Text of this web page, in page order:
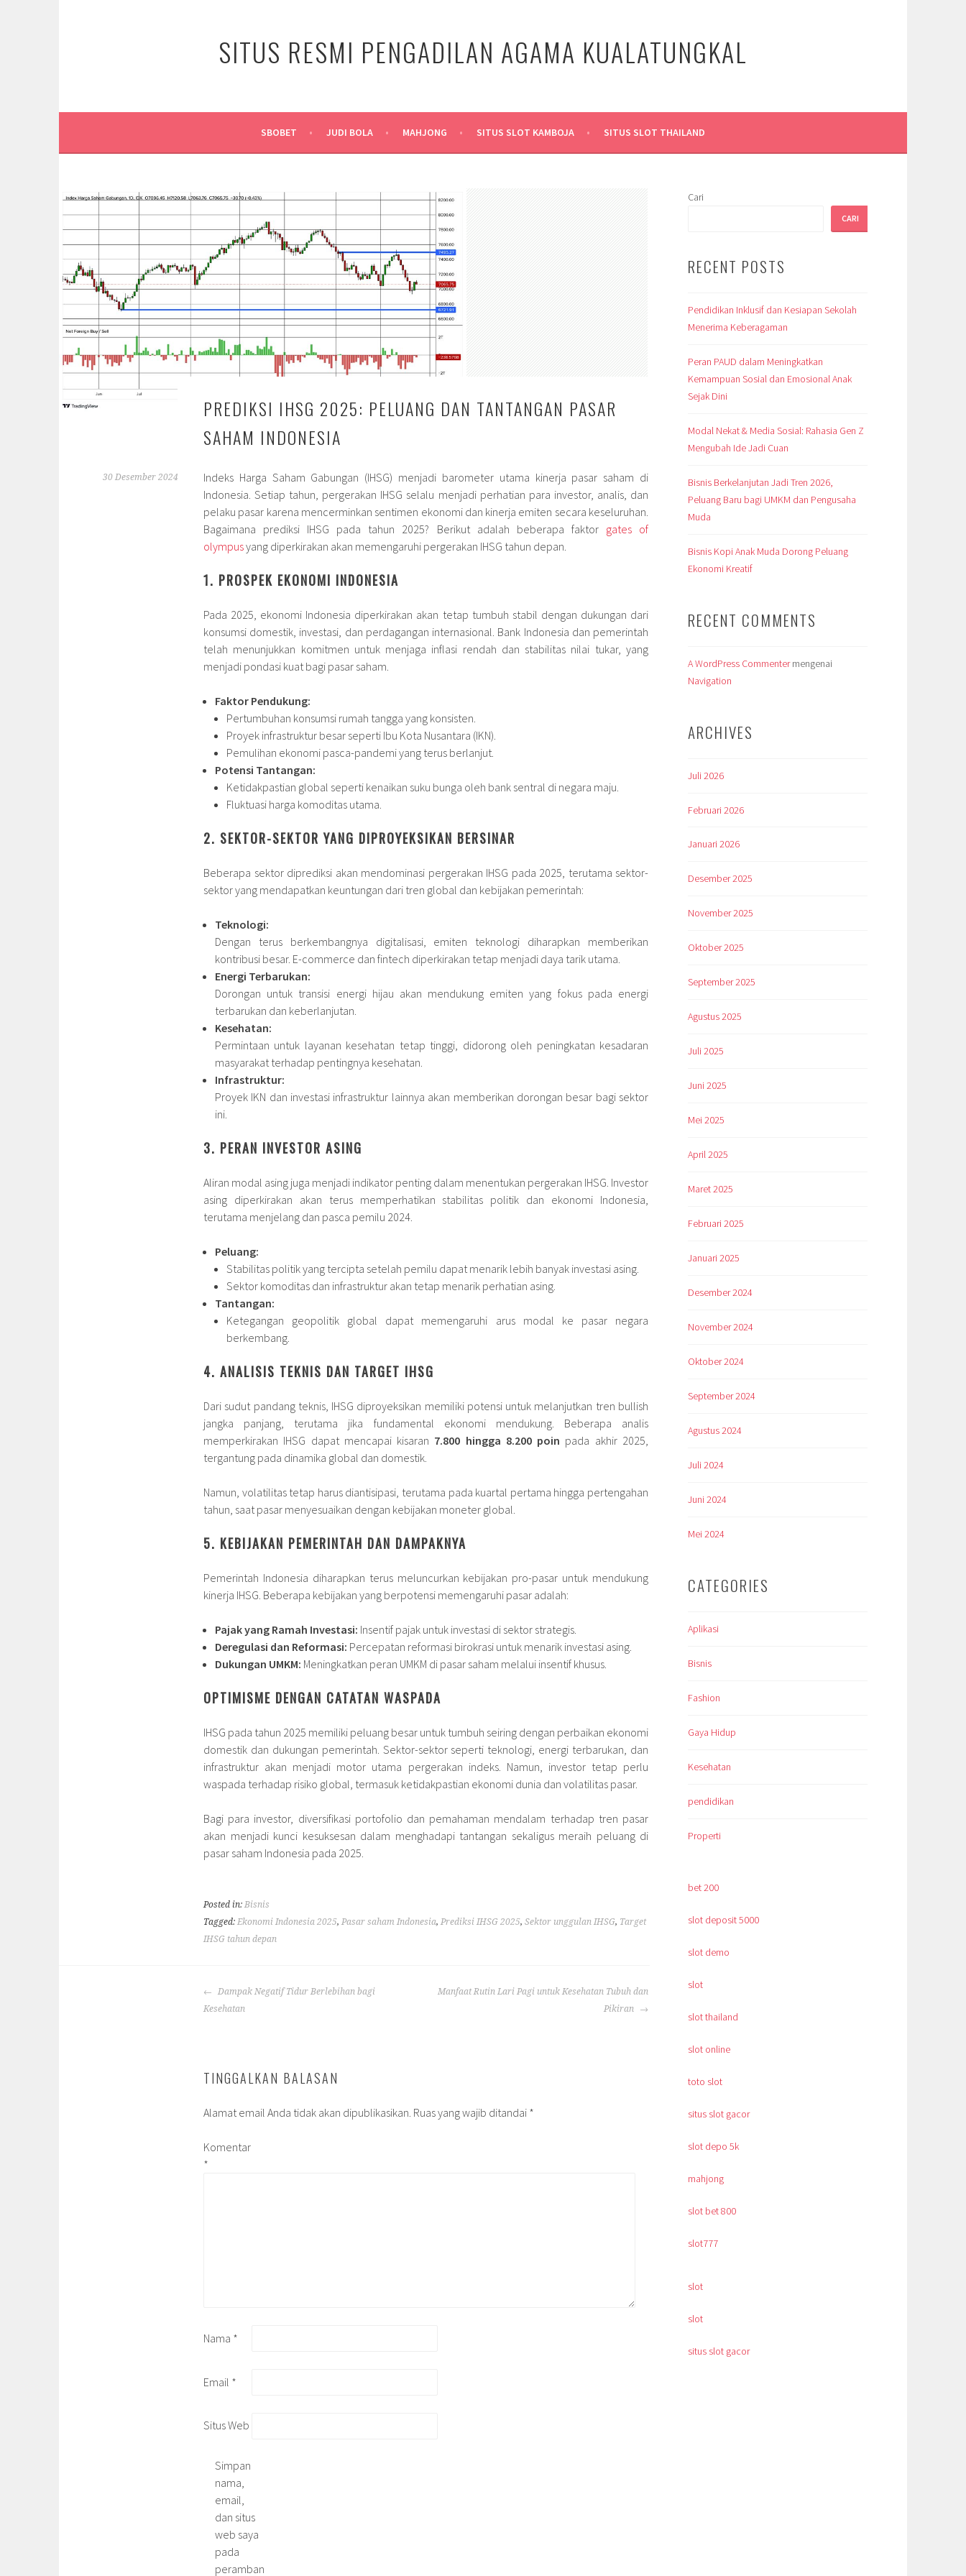
SITUS RESMI PENGADILAN AGAMA KUALATUNGKAL
SBOBET JUDI BOLA MAHJONG SITUS SLOT KAMBOJA SITUS SLOT THAILAND
PREDIKSI IHSG 2025: PELUANG DAN TANTANGAN PASAR
SAHAM INDONESIA
30 Desember 2024
Indeks Harga Saham Gabungan (IHSG) menjadi barometer utama kinerja pasar saham di
Indonesia. Setiap tahun, pergerakan IHSG selalu menjadi perhatian para investor, analis, dan
pelaku pasar karena mencerminkan sentimen ekonomi dan kinerja emiten secara keseluruhan.
Bagaimana prediksi IHSG pada tahun 2025? Berikut adalah beberapa faktor gates of
olympusyang diperkirakan akan memengaruhi pergerakan IHSG tahun depan.
1. PROSPEK EKONOMI INDONESIA
Pada 2025, ekonomi Indonesia diperkirakan akan tetap tumbuh stabil dengan dukungan dari
konsumsi domestik, investasi, dan perdagangan internasional. Bank Indonesia dan pemerintah
telah menunjukkan komitmen untuk menjaga inflasi rendah dan stabilitas nilai tukar, yang
menjadi pondasi kuat bagi pasar saham.
Faktor Pendukung:
Pertumbuhan konsumsi rumah tangga yang konsisten.
Proyek infrastruktur besar seperti Ibu Kota Nusantara (IKN).
Pemulihan ekonomi pasca-pandemi yang terus berlanjut.
Potensi Tantangan:
Ketidakpastian global seperti kenaikan suku bunga oleh bank sentral di negara maju.
Fluktuasi harga komoditas utama.
2. SEKTOR-SEKTOR YANG DIPROYEKSIKAN BERSINAR
Beberapa sektor diprediksi akan mendominasi pergerakan IHSG pada 2025, terutama sektor-
sektor yang mendapatkan keuntungan dari tren global dan kebijakan pemerintah:
Teknologi:
Dengan terus berkembangnya digitalisasi, emiten teknologi diharapkan memberikan
kontribusi besar. E-commerce dan fintech diperkirakan tetap menjadi daya tarik utama.
Energi Terbarukan:
Dorongan untuk transisi energi hijau akan mendukung emiten yang fokus pada energi
terbarukan dan keberlanjutan.
Kesehatan:
Permintaan untuk layanan kesehatan tetap tinggi, didorong oleh peningkatan kesadaran
masyarakat terhadap pentingnya kesehatan.
Infrastruktur:
Proyek IKN dan investasi infrastruktur lainnya akan memberikan dorongan besar bagi sektor
ini.
3. PERAN INVESTOR ASING
Aliran modal asing juga menjadi indikator penting dalam menentukan pergerakan IHSG. Investor
asing diperkirakan akan terus memperhatikan stabilitas politik dan ekonomi Indonesia,
terutama menjelang dan pasca pemilu 2024.
Peluang:
Stabilitas politik yang tercipta setelah pemilu dapat menarik lebih banyak investasi asing.
Sektor komoditas dan infrastruktur akan tetap menarik perhatian asing.
Tantangan:
Ketegangan geopolitik global dapat memengaruhi arus modal ke pasar negara
berkembang.
4. ANALISIS TEKNIS DAN TARGET IHSG
Dari sudut pandang teknis, IHSG diproyeksikan memiliki potensi untuk melanjutkan tren bullish
jangka panjang, terutama jika fundamental ekonomi mendukung. Beberapa analis
memperkirakan IHSG dapat mencapai kisaran 7.800 hingga 8.200 poin pada akhir 2025,
tergantung pada dinamika global dan domestik.
Namun, volatilitas tetap harus diantisipasi, terutama pada kuartal pertama hingga pertengahan
tahun, saat pasar menyesuaikan dengan kebijakan moneter global.
5. KEBIJAKAN PEMERINTAH DAN DAMPAKNYA
Pemerintah Indonesia diharapkan terus meluncurkan kebijakan pro-pasar untuk mendukung
kinerja IHSG. Beberapa kebijakan yang berpotensi memengaruhi pasar adalah:
Pajak yang Ramah Investasi: Insentif pajak untuk investasi di sektor strategis.
Deregulasi dan Reformasi: Percepatan reformasi birokrasi untuk menarik investasi asing.
Dukungan UMKM: Meningkatkan peran UMKM di pasar saham melalui insentif khusus.
OPTIMISME DENGAN CATATAN WASPADA
IHSG pada tahun 2025 memiliki peluang besar untuk tumbuh seiring dengan perbaikan ekonomi
domestik dan dukungan pemerintah. Sektor-sektor seperti teknologi, energi terbarukan, dan
infrastruktur akan menjadi motor utama pergerakan indeks. Namun, investor tetap perlu
waspada terhadap risiko global, termasuk ketidakpastian ekonomi dunia dan volatilitas pasar.
Bagi para investor, diversifikasi portofolio dan pemahaman mendalam terhadap tren pasar
akan menjadi kunci kesuksesan dalam menghadapi tantangan sekaligus meraih peluang di
pasar saham Indonesia pada 2025.
Posted in: Bisnis
Tagged: Ekonomi Indonesia 2025, Pasar saham Indonesia, Prediksi IHSG 2025, Sektor unggulan IHSG, Target
IHSG tahun depan
POST
NAVIGATION
Dampak Negatif Tidur Berlebihan bagi
Kesehatan
Manfaat Rutin Lari Pagi untuk Kesehatan Tubuh dan
Pikiran
TINGGALKAN BALASAN
Alamat email Anda tidak akan dipublikasikan. Ruas yang wajib ditandai *
Komentar
*
Nama *
Email *
Situs Web
Simpan
nama,
email,
dan situs
web saya
pada
peramban
Cari
CARI
RECENT POSTS
Pendidikan Inklusif dan Kesiapan Sekolah
Menerima Keberagaman
Peran PAUD dalam Meningkatkan
Kemampuan Sosial dan Emosional Anak
Sejak Dini
Modal Nekat & Media Sosial: Rahasia Gen Z
Mengubah Ide Jadi Cuan
Bisnis Berkelanjutan Jadi Tren 2026,
Peluang Baru bagi UMKM dan Pengusaha
Muda
Bisnis Kopi Anak Muda Dorong Peluang
Ekonomi Kreatif
RECENT COMMENTS
A WordPress Commentermengenai
Navigation
ARCHIVES
Juli 2026
Februari 2026
Januari 2026
Desember 2025
November 2025
Oktober 2025
September 2025
Agustus 2025
Juli 2025
Juni 2025
Mei 2025
April 2025
Maret 2025
Februari 2025
Januari 2025
Desember 2024
November 2024
Oktober 2024
September 2024
Agustus 2024
Juli 2024
Juni 2024
Mei 2024
CATEGORIES
Aplikasi
Bisnis
Fashion
Gaya Hidup
Kesehatan
pendidikan
Properti
bet 200
slot deposit 5000
slot demo
slot
slot thailand
slot online
toto slot
situs slot gacor
slot depo 5k
mahjong
slot bet 800
slot777
slot
slot
situs slot gacor